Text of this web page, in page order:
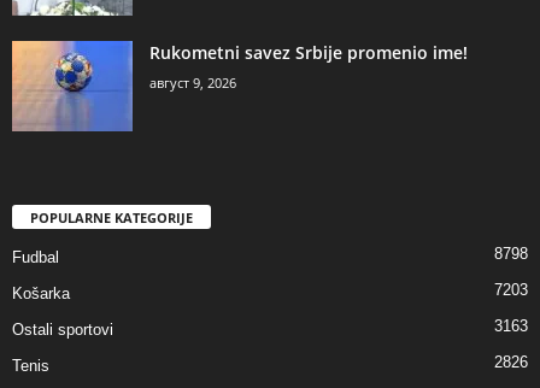
Rukometni savez Srbije promenio ime!
август 9, 2026
POPULARNE KATEGORIJE
Fudbal 8798
Košarka 7203
Ostali sportovi 3163
Tenis 2826